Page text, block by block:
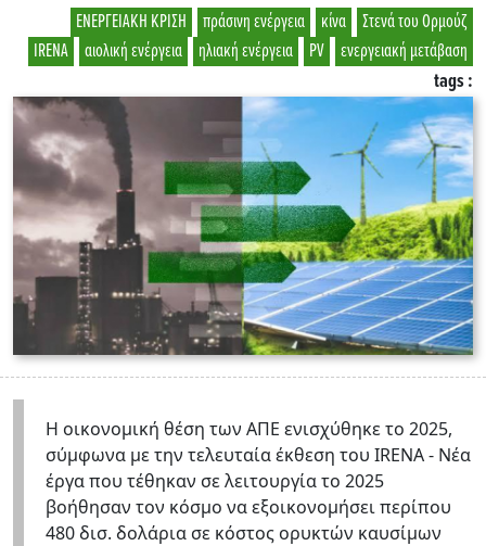
Στενά του Ορμούζ
κίνα
πράσινη ενέργεια
ΕΝΕΡΓΕΙΑΚΗ ΚΡΙΣΗ
ενεργειακή μετάβαση
PV
ηλιακή ενέργεια
αιολική ενέργεια
IRENA
tags :
Η οικονομική θέση των ΑΠΕ ενισχύθηκε το 2025,
σύμφωνα με την τελευταία έκθεση του IRENA - Νέα
έργα που τέθηκαν σε λειτουργία το 2025
βοήθησαν τον κόσμο να εξοικονομήσει περίπου
480 δισ. δολάρια σε κόστος ορυκτών καυσίμων